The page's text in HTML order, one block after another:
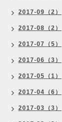
2017-09（2）
2017-08（2）
2017-07（5）
2017-06（3）
2017-05（1）
2017-04（6）
2017-03（3）